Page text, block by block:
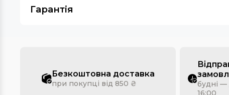
Гарантія
Безкоштовна доставка
при покупці від 850 ₴
будні —
16:00